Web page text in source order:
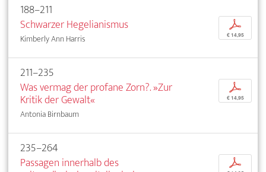
188–211
Schwarzer Hegelianismus
Kimberly Ann Harris
p
€ 14,95
211–235
Was vermag der profane Zorn?. »Zur
Kritik der Gewalt«
Antonia Birnbaum
p
€ 14,95
235–264
Passagen innerhalb des
p